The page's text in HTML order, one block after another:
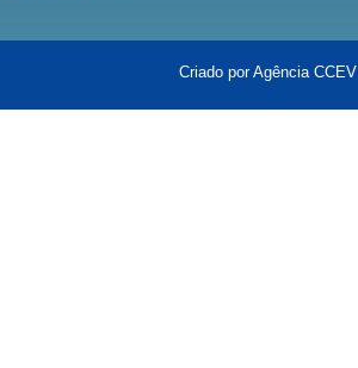
Criado por Agência CCEV